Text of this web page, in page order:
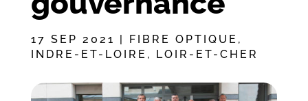
17 SEP 2021 | FIBRE OPTIQUE ,
INDRE-ET-LOIRE , LOIR-ET-CHER